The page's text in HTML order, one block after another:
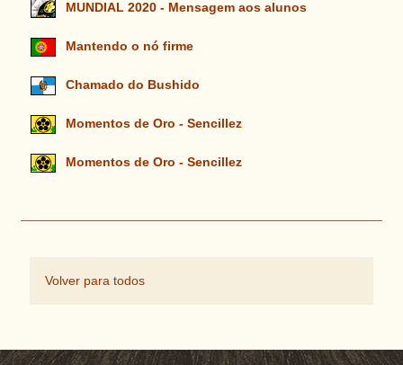
MUNDIAL 2020 - Mensagem aos alunos
Mantendo o nó firme
Chamado do Bushido
Momentos de Oro - Sencillez
Momentos de Oro - Sencillez
Volver para todos